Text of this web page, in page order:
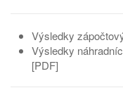
Výsledky
Výsledky
[PDF]